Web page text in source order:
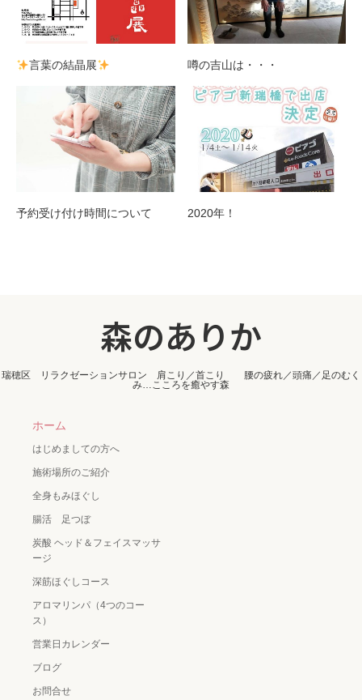
言葉の結晶展 噂の吉山は・・・
予約受け付け時間について 2020年！
森のありか
瑞穂区 リラクゼーションサロン 肩こり／首こり 腰の疲れ／頭痛／足のむく
み…こころを癒やす森
ホーム
はじめましての方へ
施術場所のご紹介
全身もみほぐし
腸活 足つぼ
炭酸 ヘッド＆フェイスマッサ
ージ
深筋ほぐしコース
アロマリンパ（4つのコー
ス）
営業日カレンダー
ブログ
お問合せ